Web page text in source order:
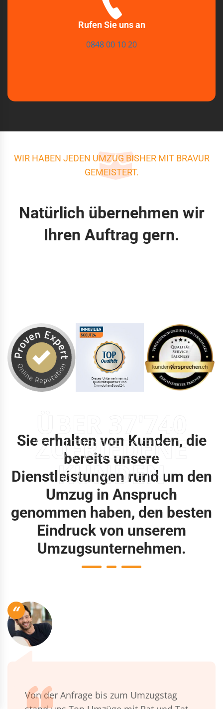
Rufen Sie uns an
0848 00 10 20
WIR HABEN JEDEN UMZUG BISHER MIT BRAVUR
GEMEISTERT.
Natürlich übernehmen wir
Ihren Auftrag gern.
ZUFRIEDENE
KUNDEN
Sie erhalten von Kunden, die
bereits unsere
Dienstleistungen rund um den
Umzug in Anspruch
genommen haben, den besten
Eindruck von unserem
Umzugsunternehmen.
“
Von der Anfrage bis zum Umzugstag